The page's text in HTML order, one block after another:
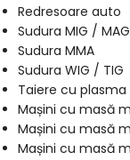
Redresoare auto
Sudura MIG / MAG
Sudura MMA
Sudura WIG / TIG
Taiere cu plasma
Mașini cu masă
Mașini cu masă
Mașini cu masă